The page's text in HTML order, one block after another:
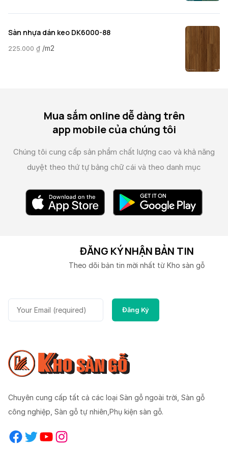
Sàn nhựa dán keo DK6000-88
225.000 ₫ /m2
Mua sắm online dễ dàng trên
app mobile của chúng tôi
Chúng tôi cung cấp sản phẩm chất lượng cao và khả năng
duyệt theo thứ tự bảng chữ cái và theo danh mục
ĐĂNG KÝ NHẬN BẢN TIN
Theo dõi bản tin mời nhất từ Kho sàn gỗ
Chuyên cung cấp tất cả các loại Sàn gỗ ngoài trời, Sàn gỗ
công nghiệp, Sàn gỗ tự nhiên,Phụ kiện sàn gỗ.
Facebook Twitter YouTube Instagram